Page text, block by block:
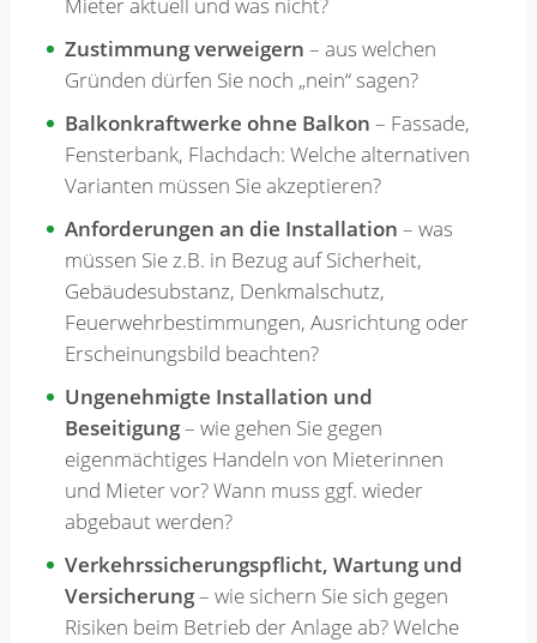
Mieter aktuell und was nicht?
Zustimmung verweigern – aus welchen
Gründen dürfen Sie noch „nein“ sagen?
Balkonkraftwerke ohne Balkon – Fassade,
Fensterbank, Flachdach: Welche alternativen
Varianten müssen Sie akzeptieren?
Anforderungen an die Installation – was
müssen Sie z.B. in Bezug auf Sicherheit,
Gebäudesubstanz, Denkmalschutz,
Feuerwehrbestimmungen, Ausrichtung oder
Erscheinungsbild beachten?
Ungenehmigte Installation und
Beseitigung– wie gehen Sie gegen
eigenmächtiges Handeln von Mieterinnen
und Mieter vor? Wann muss ggf. wieder
abgebaut werden?
Verkehrssicherungspflicht, Wartung und
Versicherung– wie sichern Sie sich gegen
Risiken beim Betrieb der Anlage ab? Welche